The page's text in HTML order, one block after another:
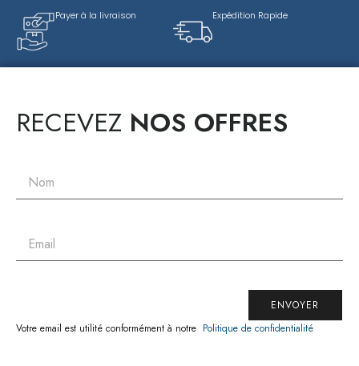
Payer à la livraison Expédition Rapide
RECEVEZ NOS OFFRES
ENVOYER
Votre email est utilité conformément à notre Politique de confidentialité